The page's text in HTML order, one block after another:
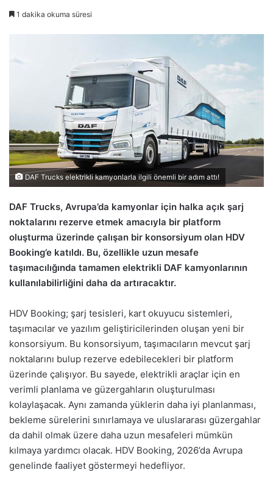
1 dakika okuma süresi
DAF Trucks elektrikli kamyonlarla ilgili önemli bir adım attı!
DAF Trucks, Avrupa’da kamyonlar için halka açık şarj
noktalarını rezerve etmek amacıyla bir platform
oluşturma üzerinde çalışan bir konsorsiyum olan HDV
Booking’e katıldı. Bu, özellikle uzun mesafe
taşımacılığında tamamen elektrikli DAF kamyonlarının
kullanılabilirliğini daha da artıracaktır.
HDV Booking; şarj tesisleri, kart okuyucu sistemleri,
taşımacılar ve yazılım geliştiricilerinden oluşan yeni bir
konsorsiyum. Bu konsorsiyum, taşımacıların mevcut şarj
noktalarını bulup rezerve edebilecekleri bir platform
üzerinde çalışıyor. Bu sayede, elektrikli araçlar için en
verimli planlama ve güzergahların oluşturulması
kolaylaşacak. Aynı zamanda yüklerin daha iyi planlanması,
bekleme sürelerini sınırlamaya ve uluslararası güzergahlar
da dahil olmak üzere daha uzun mesafeleri mümkün
kılmaya yardımcı olacak. HDV Booking, 2026’da Avrupa
genelinde faaliyet göstermeyi hedefliyor.